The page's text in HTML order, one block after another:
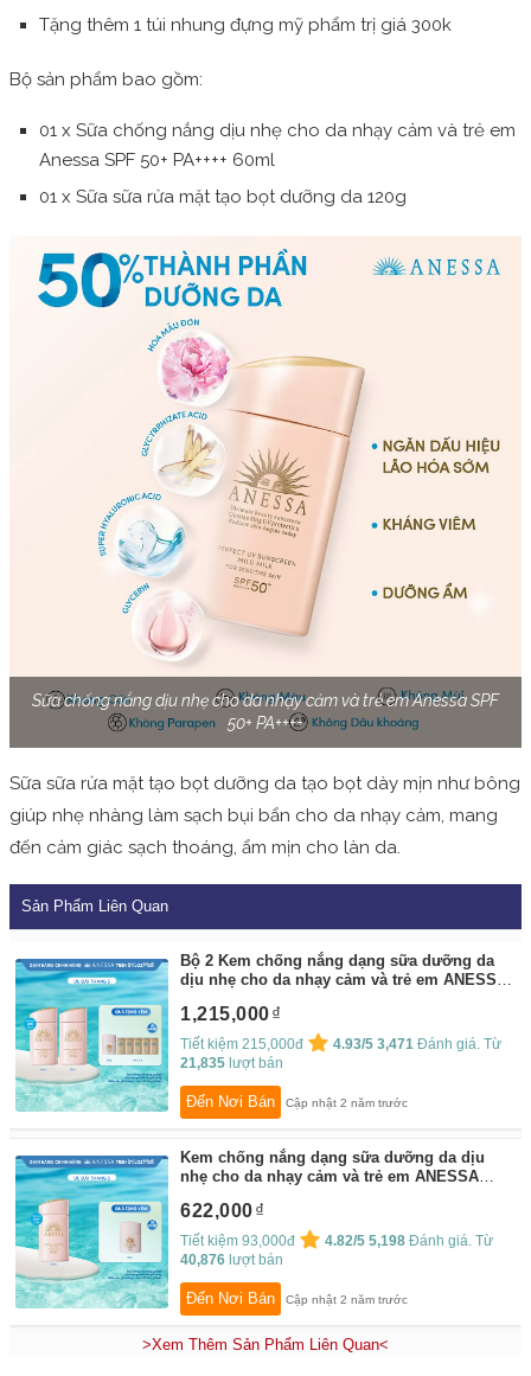
Tặng thêm 1 túi nhung đựng mỹ phẩm trị giá 300k
Bộ sản phẩm bao gồm:
01 x Sữa chống nắng dịu nhẹ cho da nhạy cảm và trẻ em
Anessa SPF 50+ PA++++ 60ml
01 x Sữa sữa rửa mặt tạo bọt dưỡng da 120g
Sữa chống nắng dịu nhẹ cho da nhạy cảm và trẻ em Anessa SPF
50+ PA++++
Sữa sữa rửa mặt tạo bọt dưỡng da tạo bọt dày mịn như bông
giúp nhẹ nhàng làm sạch bụi bẩn cho da nhạy cảm, mang
đến cảm giác sạch thoáng, ẩm mịn cho làn da.
Sản Phẩm Liên Quan
Bộ 2 Kem chống nắng dạng sữa dưỡng da
dịu nhẹ cho da nhạy cảm và trẻ em ANESSA
PA++++
By:Anessa
1,215,000
Tiết kiệm 215,000đ 4.93/5 3,471 Đánh giá. Từ
21,835 lượt bán
Đến Nơi Bán Cập nhật 2 năm trước
Kem chống nắng dạng sữa dưỡng da dịu
nhẹ cho da nhạy cảm và trẻ em ANESSA
PA++++ 60ml
622,000
Tiết kiệm 93,000đ 4.82/5 5,198 Đánh giá. Từ
40,876 lượt bán
Đến Nơi Bán Cập nhật 2 năm trước
>Xem Thêm Sản Phẩm Liên Quan<